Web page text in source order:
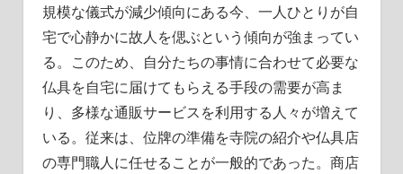
規模な儀式が減少傾向にある今、一人ひとりが自
宅で心静かに故人を偲ぶという傾向が強まってい
る。このため、自分たちの事情に合わせて必要な
仏具を自宅に届けてもらえる手段の需要が高ま
り、多様な通販サービスを利用する人々が増えて
いる。従来は、位牌の準備を寺院の紹介や仏具店
の専門職人に任せることが一般的であった。商店